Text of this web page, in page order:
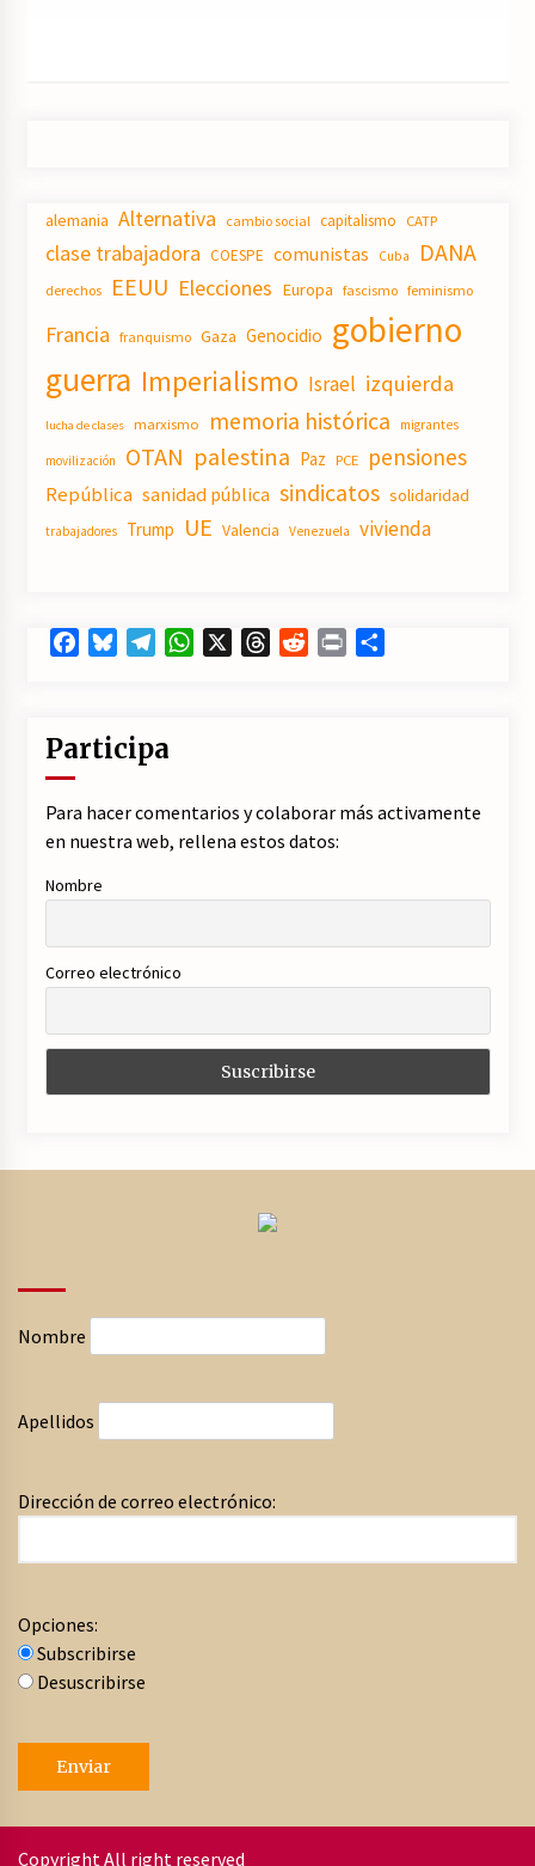
alemania Alternativa cambio social capitalismo CATP
clase trabajadora COESPE comunistas Cuba DANA
derechos EEUU Elecciones Europa fascismo feminismo
Francia franquismo Gaza Genocidio gobierno
guerra Imperialismo Israel izquierda
lucha de clases marxismo memoria histórica migrantes
movilización OTAN palestina Paz PCE pensiones
República sanidad pública sindicatos solidaridad
trabajadores Trump UE Valencia Venezuela vivienda
FacebookBlueskyTelegramWhatsApp ThreadsRedditPrint
Participa
Para hacer comentarios y colaborar más activamente
en nuestra web, rellena estos datos:
Nombre
Correo electrónico
Nombre
Apellidos
Dirección de correo electrónico:
Opciones:
Subscribirse
Desuscribirse
Copyright All right reserved